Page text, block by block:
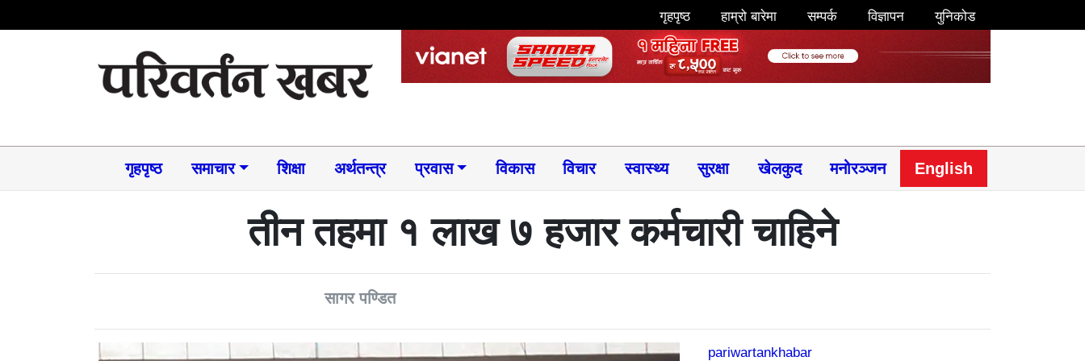
गृहपृष्ठ हाम्रो बारेमा सम्पर्क विज्ञापन युनिकोड
गृहपृष्ठ समाचार​ शिक्षा अर्थतन्त्र प्रवास विकास विचार स्वास्थ्य सुरक्षा खेलकुद मनोरञ्जन English
तीन तहमा १ लाख ७ हजार कर्मचारी चाहिने
सागर पण्डित
pariwartankhabar